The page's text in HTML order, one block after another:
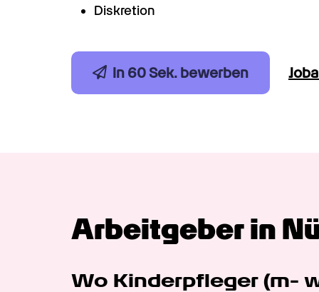
Diskretion
In 60 Sek. bewerben
Arbeitgeber in
Wo Kinderpfleger (m-